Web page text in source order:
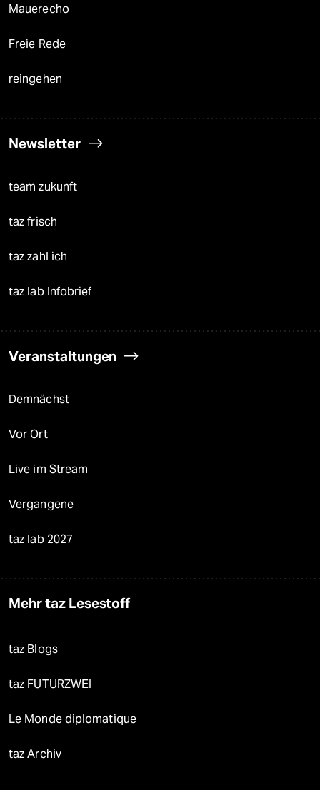
Mauerecho
Freie Rede
reingehen
Newsletter
team zukunft
taz frisch
taz zahl ich
taz lab Infobrief
Veranstaltungen
Demnächst
Vor Ort
Live im Stream
Vergangene
taz lab 2027
Mehr taz Lesestoff
taz Blogs
taz FUTURZWEI
Le Monde diplomatique
taz Archiv